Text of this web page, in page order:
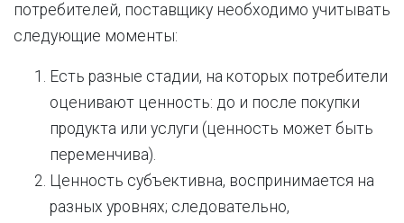
потребителей, поставщику необходимо учитывать
следующие моменты:
Есть разные стадии, на которых потребители
оценивают ценность: до и после покупки
продукта или услуги (ценность может быть
переменчива).
Ценность субъективна, воспринимается на
разных уровнях; следовательно,